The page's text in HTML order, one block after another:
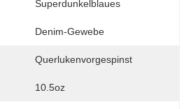
Superdunkelblaues
Denim-Gewebe
Querlukenvorgespinst
10.5oz